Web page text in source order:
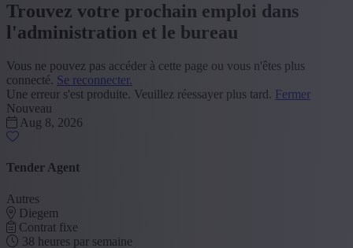
Trouvez votre prochain emploi dans
l'administration et le bureau
Vous ne pouvez pas accéder à cette page ou vous n'êtes plus
connecté. Se reconnecter.
Une erreur s'est produite. Veuillez réessayer plus tard. Fermer
Nouveau
Aug 8, 2026
Tender Agent
Autres
Diegem
Contrat fixe
38 heures par semaine